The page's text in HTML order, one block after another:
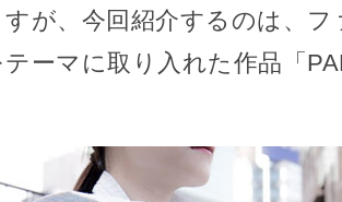
が、今回紹介するのは、
ーマに取り入れた作品「